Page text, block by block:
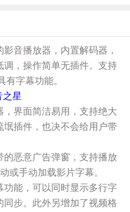
音播放器，内置解码器，
，操作简单无插件。支持
字幕功能。
界面简洁易用，支持绝大
插件，也决不会给用户带
恶意广告弹窗，支持播放
或手动加载影片字幕。
能，可以同时显示多行字
步。此外另增加了视频格